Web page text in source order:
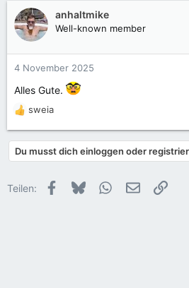
anhaltmike
Well-known member
4 November 2025
Alles Gute.
R
e
a
k
o
sweia
Du musst dich einloggen oder
Teilen: Facebook
Bluesky WhatsApp
E-MailLink